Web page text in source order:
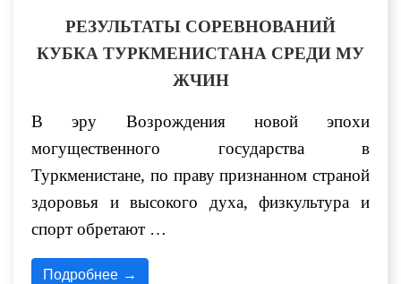
РЕЗУЛЬТАТЫ СОРЕВНОВАНИЙ
КУБКА ТУРКМЕНИСТАНА СРЕДИ МУ
ЖЧИН
В эру Возрождения новой эпохи
могущественного государства в
Туркменистане, по праву признанном страной
здоровья и высокого духа, физкультура и
спорт обретают …
Подробнее →